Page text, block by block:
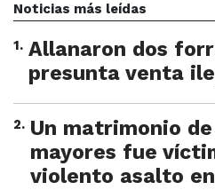
Noticias más leídas
1. Allanaron dos
presunta venta
2. Un matrimonio
mayores fue
violento asalto